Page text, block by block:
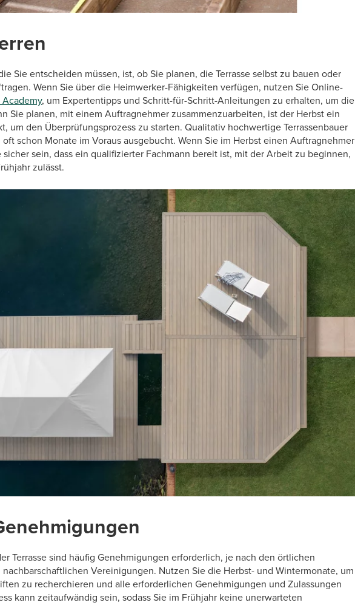
Sie entscheiden müssen, ist, ob Sie planen, die Terrasse selbst zu bauen oder
Wenn Sie über die Heimwerker-Fähigkeiten verfügen, nutzen Sie Online-
Academy, um Expertentipps und Schritt-für-Schritt-Anleitungen zu erhalten, um die
Sie planen, mit einem Auftragnehmer zusammenzuarbeiten, ist der Herbst ein
um den Überprüfungsprozess zu starten. Qualitativ hochwertige Terrassenbauer
schon Monate im Voraus ausgebucht. Wenn Sie im Herbst einen Auftragnehmer
sein, dass ein qualifizierter Fachmann bereit ist, mit der Arbeit zu beginnen,
zulässt.
Terrasse sind häufig Genehmigungen erforderlich, je nach den örtlichen
Vereinigungen. Nutzen Sie die Herbst- und Wintermonate, um
zu recherchieren und alle erforderlichen Genehmigungen und Zulassungen
kann zeitaufwändig sein, sodass Sie im Frühjahr keine unerwarteten